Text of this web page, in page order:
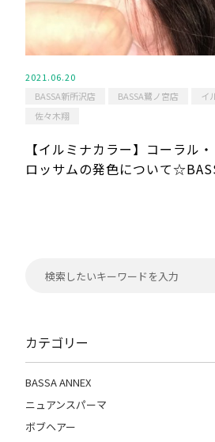
2021.06.20
BASSA新所沢店
BASSA鷺ノ宮店
イ
佐々木翔
【イルミナカラー】コーラル
ロッサムの発色について
カテゴリー
BASSA ANNEX
ニュアンスパーマ
ボブヘアー